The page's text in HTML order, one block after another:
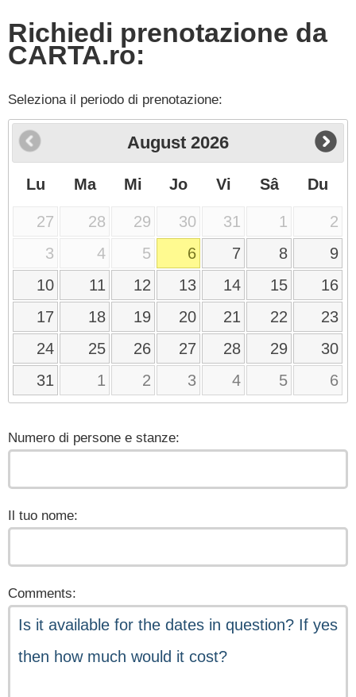
Richiedi prenotazione da
CARTA.ro:
Seleziona il periodo di prenotazione:
August 2026
Lu Ma Mi Jo Vi Sâ Du
27 28 29 30 31 1
2
3
4 5 6 7 8
9
10
11 12 13 14 15
16
17
18 19 20 21 22
23
24
25 26 27 28 29
30
31
1 2 3 4 5 6
Numero di persone e stanze:
Il tuo nome:
Comments: